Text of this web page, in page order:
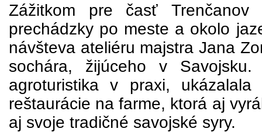
Zážitkom pre časť Trenčanov
prechádzky po meste a okolo
návšteva ateliéru majstra Jana
sochára, žijúceho v
agroturistika v praxi,
reštaurácie na farme, ktorá aj
aj svoje tradičné savojské syry.